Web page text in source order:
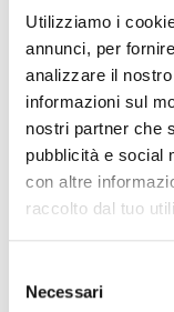
Utilizziamo i
annunci, per
analizzare il
informazioni sul
nostri partner che
pubblicità e social
con altre
raccolto dal tuo
delNecessari